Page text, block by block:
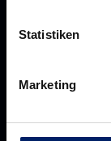
Statistiken
Marketing
Über uns